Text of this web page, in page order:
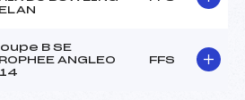
B SE
ANGLEO
FFS